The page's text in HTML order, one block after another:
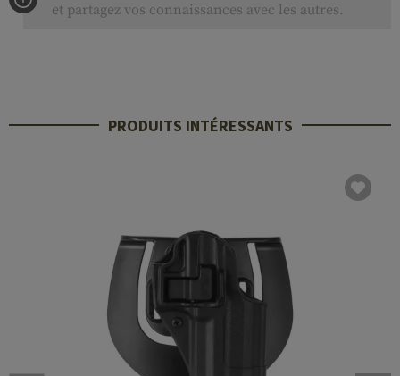
et partagez vos connaissances avec les autres.
PRODUITS INTÉRESSANTS